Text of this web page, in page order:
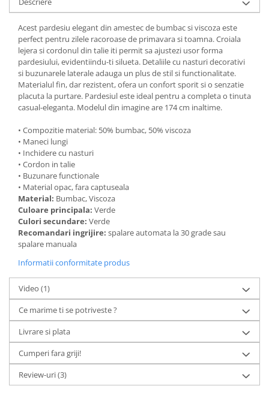
Acest pardesiu elegant din amestec de bumbac si viscoza este
perfect pentru zilele racoroase de primavara si toamna. Croiala
lejera si cordonul din talie iti permit sa ajustezi usor forma
pardesiului, evidentiindu-ti silueta. Detaliile cu nasturi decorativi
si buzunarele laterale adauga un plus de stil si functionalitate.
Materialul fin, dar rezistent, ofera un confort sporit si o senzatie
placuta la purtare. Pardesiul este ideal pentru a completa o tinuta
casual-eleganta. Modelul din imagine are 174 cm inaltime.
• Compozitie material: 50% bumbac, 50% viscoza
• Maneci lungi
• Inchidere cu nasturi
• Cordon in talie
• Buzunare functionale
• Material opac, fara captuseala
Material: Bumbac, Viscoza
Culoare principala: Verde
Culori secundare: Verde
Recomandari ingrijire: spalare automata la 30 grade sau
spalare manuala
Informatii conformitate produs
Video (1)
Ce marime ti se potriveste ?
Livrare si plata
Cumperi fara griji!
Review-uri(3)